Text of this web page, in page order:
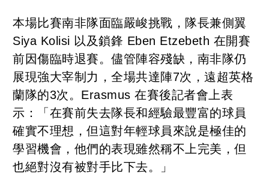
本場比賽南非隊面臨嚴峻挑戰，隊長兼側翼
Siya Kolisi 以及鎖鋒 Eben Etzebeth 在開賽
前因傷臨時退賽。儘管陣容殘缺，南非隊仍
展現強大宰制力，全場共達陣7次，遠超英格
蘭隊的3次。Erasmus 在賽後記者會上表
示：「在賽前失去隊長和經驗最豐富的球員
確實不理想，但這對年輕球員來說是極佳的
學習機會，他們的表現雖然稱不上完美，但
也絕對沒有被對手比下去。」